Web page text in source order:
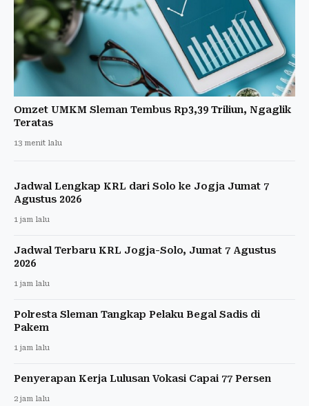
Omzet UMKM Sleman Tembus Rp3,39 Triliun, Ngaglik
Teratas
13 menit lalu
Jadwal Lengkap KRL dari Solo ke Jogja Jumat 7
Agustus 2026
1 jam lalu
Jadwal Terbaru KRL Jogja-Solo, Jumat 7 Agustus
2026
1 jam lalu
Polresta Sleman Tangkap Pelaku Begal Sadis di
Pakem
1 jam lalu
Penyerapan Kerja Lulusan Vokasi Capai 77 Persen
2 jam lalu